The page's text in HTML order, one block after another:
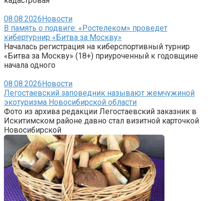
08.08.2026Новости
В память о подвиге: «Ростелеком» проведет
кибертурнир «Битва за Москву»
Началась регистрация на киберспортивный турнир
«Битва за Москву» (18+) приуроченный к годовщине
начала одного
08.08.2026Новости
Легостаевский заповедник называют жемчужиной
экотуризма Новосибирской области
Фото из архива редакции Легостаевский заказник в
Искитимском районе давно стал визитной карточкой
Новосибирской